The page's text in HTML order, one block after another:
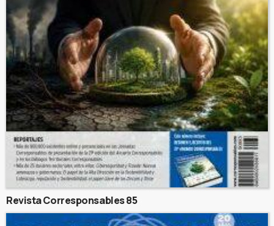
Revista Corresponsables 85